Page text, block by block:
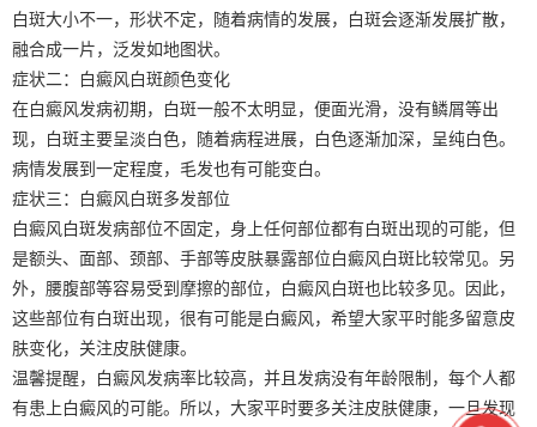
白斑大小不一，形状不定，随着病情的发展，白斑会逐渐发展扩散，
融合成一片，泛发如地图状。
症状二：白癜风白斑颜色变化
在白癜风发病初期，白斑一般不太明显，便面光滑，没有鳞屑等出
现，白斑主要呈淡白色，随着病程进展，白色逐渐加深，呈纯白色。
病情发展到一定程度，毛发也有可能变白。
症状三：白癜风白斑多发部位
白癜风白斑发病部位不固定，身上任何部位都有白斑出现的可能，但
是额头、面部、颈部、手部等皮肤暴露部位白癜风白斑比较常见。另
外，腰腹部等容易受到摩擦的部位，白癜风白斑也比较多见。因此，
这些部位有白斑出现，很有可能是白癜风，希望大家平时能多留意皮
肤变化，关注皮肤健康。
温馨提醒，白癜风发病率比较高，并且发病没有年龄限制，每个人都
有患上白癜风的可能。所以，大家平时要多关注皮肤健康，一旦发现